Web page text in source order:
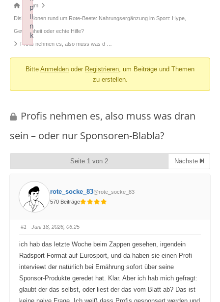
Forum-
Breadcrumbs
-
Du
Forum
Diskussionen rund um Rote-Beete: Nahrungsergänzung im Sport: Hype,
Gewohnheit oder echte Hilfe?
Profis nehmen es, also muss was d …
Bitte Anmelden oder Registrieren, um Beiträge und Themen
zu erstellen.
Profis nehmen es, also muss was dran
sein – oder nur Sponsoren-Blabla?
Seite 1 von 2 Nächste
rote_socke_83@rote_socke_83
570 Beiträge
#1 · Juni 18, 2026, 06:25
ich hab das letzte Woche beim Zappen gesehen, irgendein
Radsport-Format auf Eurosport, und da haben sie einen Profi
interviewt der natürlich bei Ernährung sofort über seine
Sponsor-Produkte geredet hat. Klar. Aber ich hab mich gefragt:
glaubt der das selbst, oder liest der das vom Blatt ab? Das ist
p
li
n
k
Failed to initialize plugin: wplink